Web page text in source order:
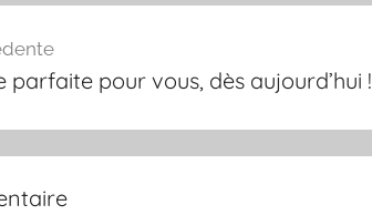
parfaite pour vous, dès aujourd’hui !